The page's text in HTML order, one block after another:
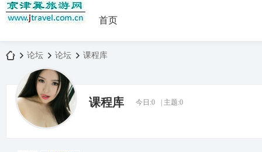
首页
»
论坛
›
论坛 课程库
课程库 今日:0 主题:0